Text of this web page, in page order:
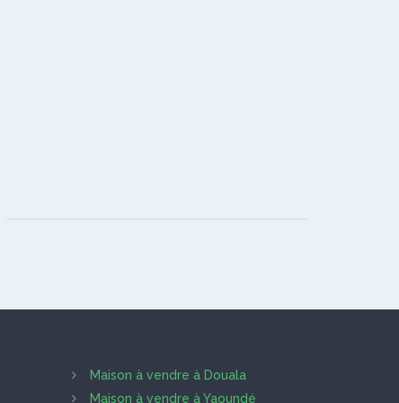
Maison à vendre à Douala
Maison à vendre à Yaoundé